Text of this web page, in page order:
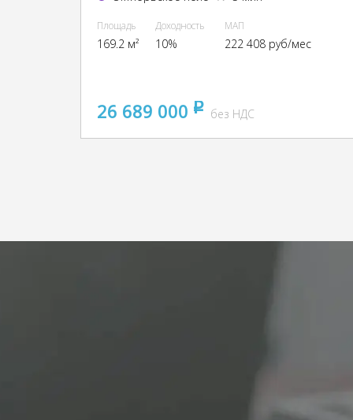
Площадь
169.2 м²
Доходность
10%
МАП
222 408 руб/мес
26 689 000 pуббез НДС